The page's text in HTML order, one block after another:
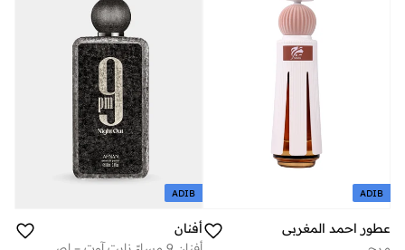
ADIB
عطور احمد المغربي
ADIB
أفنان